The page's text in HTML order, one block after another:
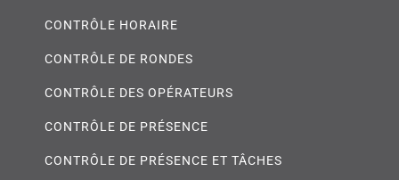
CONTRÔLE HORAIRE
CONTRÔLE DE RONDES
CONTRÔLE DES OPÉRATEURS
CONTRÔLE DE PRÉSENCE
CONTRÔLE DE PRÉSENCE ET TÂCHES